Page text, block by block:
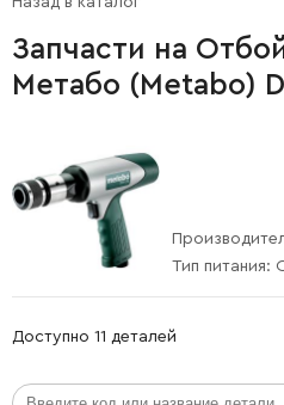
Запчасти на
Метабо (Metabo)
Тип питания:
Доступно 11 деталей